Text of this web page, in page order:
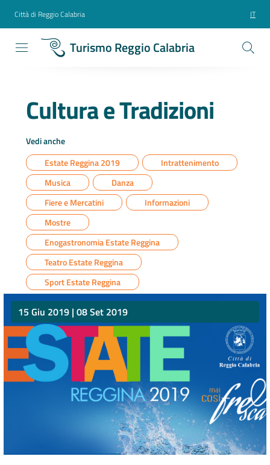
Città di Reggio Calabria IT
Turismo Reggio Calabria
Cultura e Tradizioni
Vedi anche
Estate Reggina 2019
Intrattenimento
Musica
Danza
Fiere e Mercatini
Informazioni
Mostre
Enogastronomia Estate Reggina
Teatro Estate Reggina
Sport Estate Reggina
15 Giu 2019 | 08 Set 2019